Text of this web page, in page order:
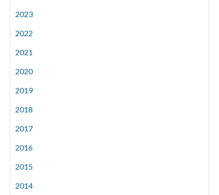
2023
2022
2021
2020
2019
2018
2017
2016
2015
2014